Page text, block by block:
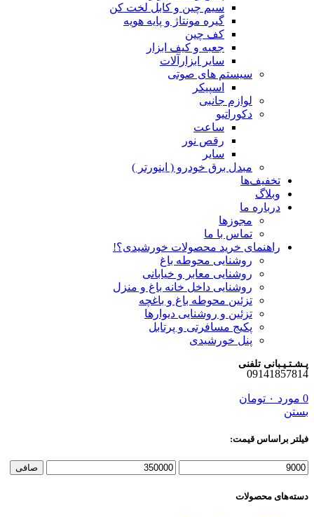
سیم چین و کابل لخت کن
گیره مونتاژ و پایه هویه
کف چین
جعبه و کیف ابزار
سایر ابزارآلات
سیستم های صوتی
اسپیکر
لوازم جانبی
دکوراتیو
ساعت
رقص نور
سایر
مبدل برق خودرو ( اینورتر )
تخفیف‌ها
وبلاگ
درباره ما
مجوزها
تماس با ما
راهنمای خرید محصولات خورشیدی؟!
روشنایی محوطه باغ
روشنایی معابر و خیابانی
روشنایی داخل خانه باغ و منزل
تزئین محوطه باغ و باغچه
تزئین و روشنایی دیوارها
پکیج مسافرتی و پرتابل
پنل خورشیدی
پـشـتـیـبانی تلفنی
09141857814
0 مورد ۰ تومان
بستن
فیلتر براساس قیمت:
حداقل
حداكثر
صافی
دسته‌های محصولات